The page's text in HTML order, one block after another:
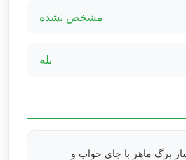
مشخص نشده
بله
برگ ماهر با جای خواب و